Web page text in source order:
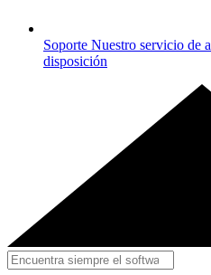
Soporte Nuestro servicio de
disposición